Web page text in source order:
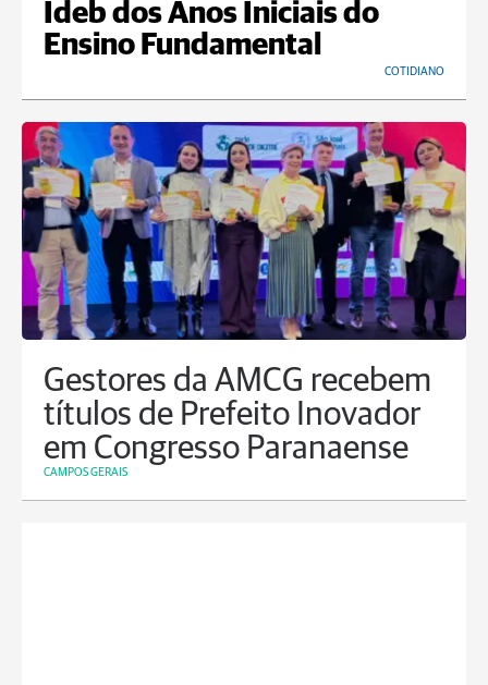
Ideb dos Anos Iniciais do
Ensino Fundamental
COTIDIANO
Gestores da AMCG recebem
títulos de Prefeito Inovador
em Congresso Paranaense
CAMPOS GERAIS